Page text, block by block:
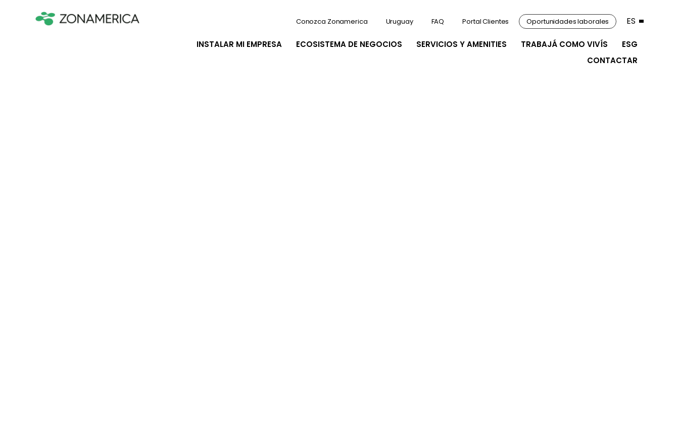
INSTALAR MI EMPRESA ECOSISTEMA DE NEGOCIOS SERVICIOS Y AMENITIES TRABAJÁ COMO VIVÍS
ESG
CONTACTAR
Conozca Zonamerica Uruguay FAQ Portal Clientes Oportunidades laborales ES